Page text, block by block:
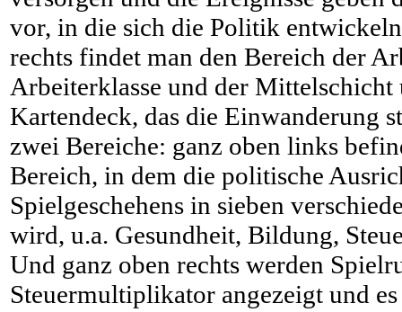
vor, in die sich die Politik
rechts findet man den Bereich der
Arbeiterklasse und der Mittelschicht
Kartendeck, das die Einwanderung
zwei Bereiche: ganz oben links
Bereich, in dem die politische
Spielgeschehens in sieben
wird, u.a. Gesundheit, Bildung,
Und ganz oben rechts werden
Steuermultiplikator angezeigt und